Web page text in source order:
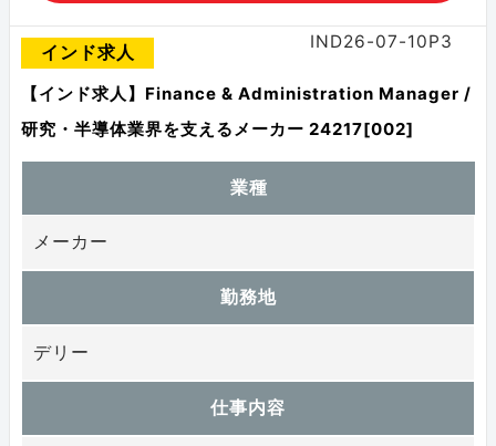
インド求人
IND26-07-10P3
【インド求人】Finance & Administration Manager /
研究・半導体業界を支えるメーカー 24217[002]
業種
メーカー
勤務地
デリー
仕事内容